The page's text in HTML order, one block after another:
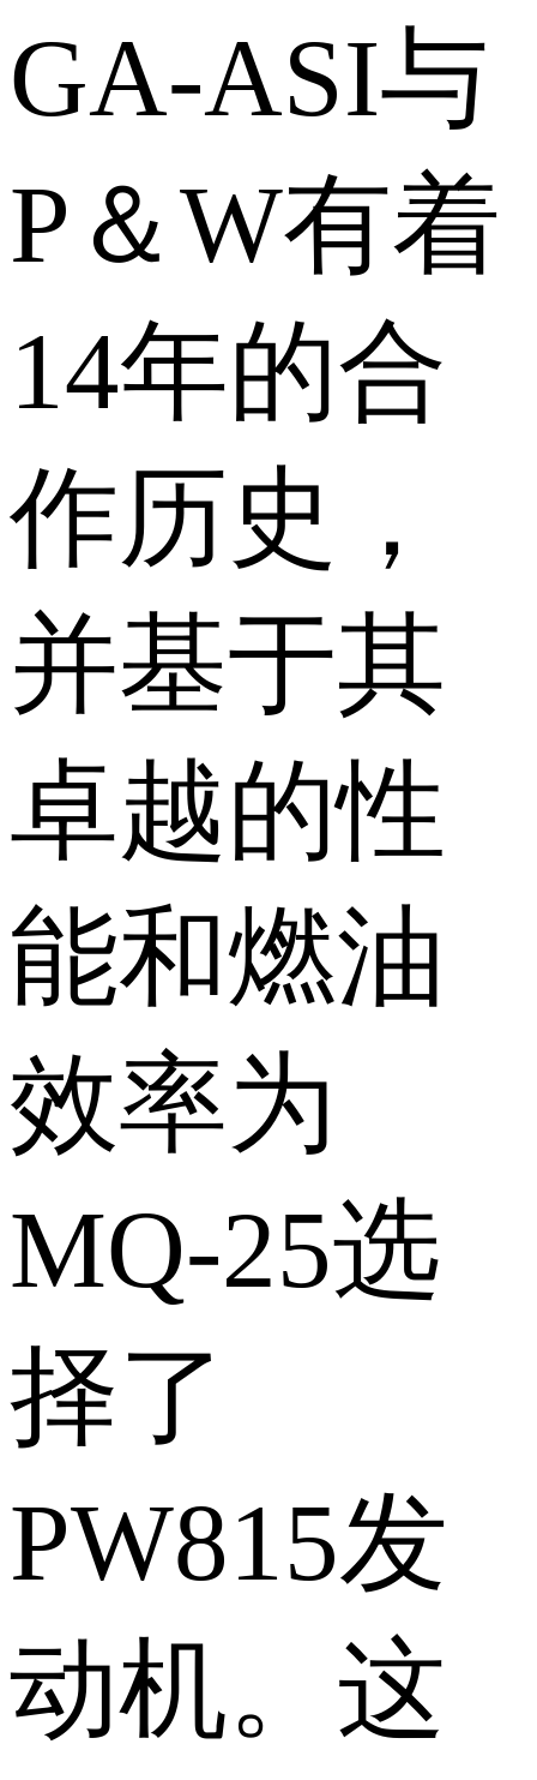
GA-ASI与
P＆W有着
14年的合
作历史，
并基于其
卓越的性
能和燃油
效率为
MQ-25选
择了
PW815发
动机。这